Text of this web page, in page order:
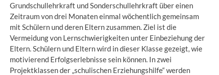
Grundschullehrkraft und Sonderschullehrkraft über einen
Zeitraum von drei Monaten einmal wöchentlich gemeinsam
mit Schülern und deren Eltern zusammen. Ziel ist die
Vermeidung von Lernschwierigkeiten unter Einbeziehung der
Eltern. Schülern und Eltern wird in dieser Klasse gezeigt, wie
motivierend Erfolgserlebnisse sein können. In zwei
Projektklassen der „schulischen Erziehungshilfe“ werden